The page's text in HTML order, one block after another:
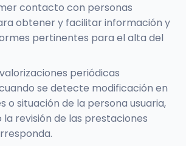
contacto con personas
obtener y facilitar información y
pertinentes para el alta del
periódicas
se detecte modificación en
o situación de la persona usuaria,
revisión de las prestaciones